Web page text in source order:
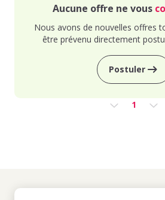
Aucune offre ne vous
Nous avons de nouvelles offres
être prévenu directement
Postuler
1